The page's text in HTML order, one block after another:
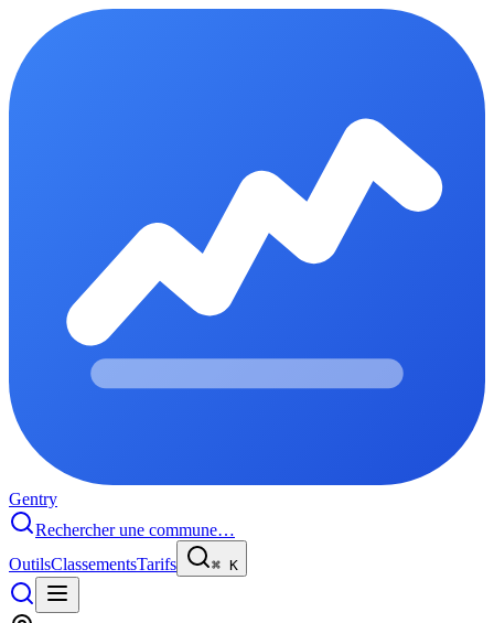
Gentry
Rechercher une commune…
OutilsClassementsTarifs ⌘ K